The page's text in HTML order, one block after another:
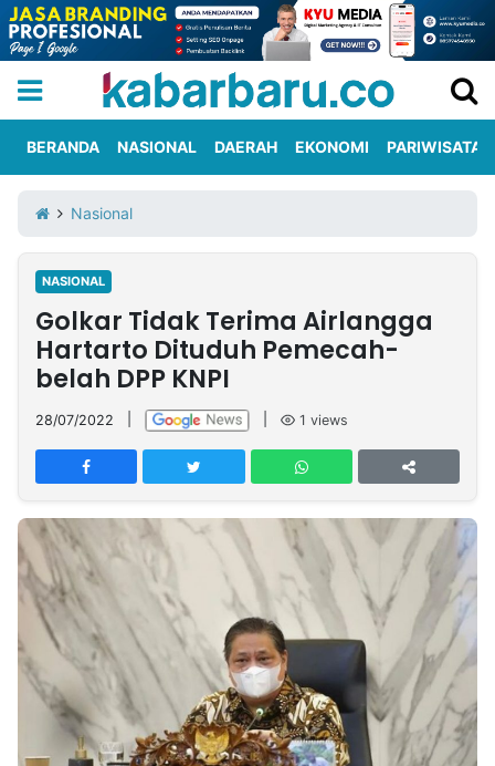
Iklan
Berita
Kami
Nasional
International
Olahraga
Entertainment
Daerah
Pariwisata
Kuliner
Kolom
Network
PT
TREETAN
INDONESIA
Partner
Insight
NTB
Suara
Time
Lens
IDN
Daily
Jogja
Jalan
Rakyat
Idealita
News
Kita
Notice
Dinamikapost.com
Radar
Baru
Seedbacklink
Kabarbaru
BERANDA NASIONAL DAERAH EKONOMI PARIWISATA
Nasional
NASIONAL
Golkar Tidak Terima Airlangga
Hartarto Dituduh Pemecah-
belah DPP KNPI
28/07/2022 1 views